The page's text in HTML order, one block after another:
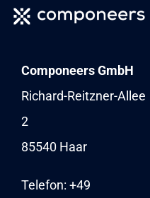
Componeers GmbH
Richard-Reitzner-Allee
2
85540 Haar
Telefon: +49
NEWSLETTER
NEWS